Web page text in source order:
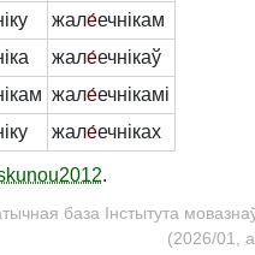
жале́ечнікам
жале́ечнікаў
жале́ечнікамі
жале́ечніках
.
база Інстытута
(2026/01,